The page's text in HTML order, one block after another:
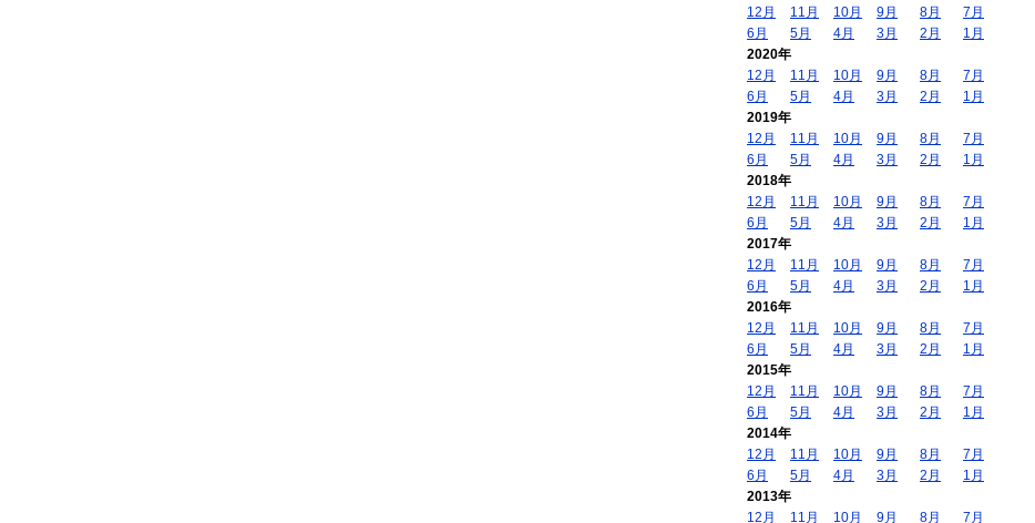
12月
11月 10月 9月 8月
7月
6月
5月 4月 3月 2月
1月
2020年
12月
11月 10月 9月 8月
7月
6月
5月 4月 3月 2月
1月
2019年
12月
11月 10月 9月 8月
7月
6月
5月 4月 3月 2月
1月
2018年
12月
11月 10月 9月 8月
7月
6月
5月 4月 3月 2月
1月
2017年
12月
11月 10月 9月 8月
7月
6月
5月 4月 3月 2月
1月
2016年
12月
11月 10月 9月 8月
7月
6月
5月 4月 3月 2月
1月
2015年
12月
11月 10月 9月 8月
7月
6月
5月 4月 3月 2月
1月
2014年
12月
11月 10月 9月 8月
7月
6月
5月 4月 3月 2月
1月
2013年
12月
11月 10月 9月 8月 7月